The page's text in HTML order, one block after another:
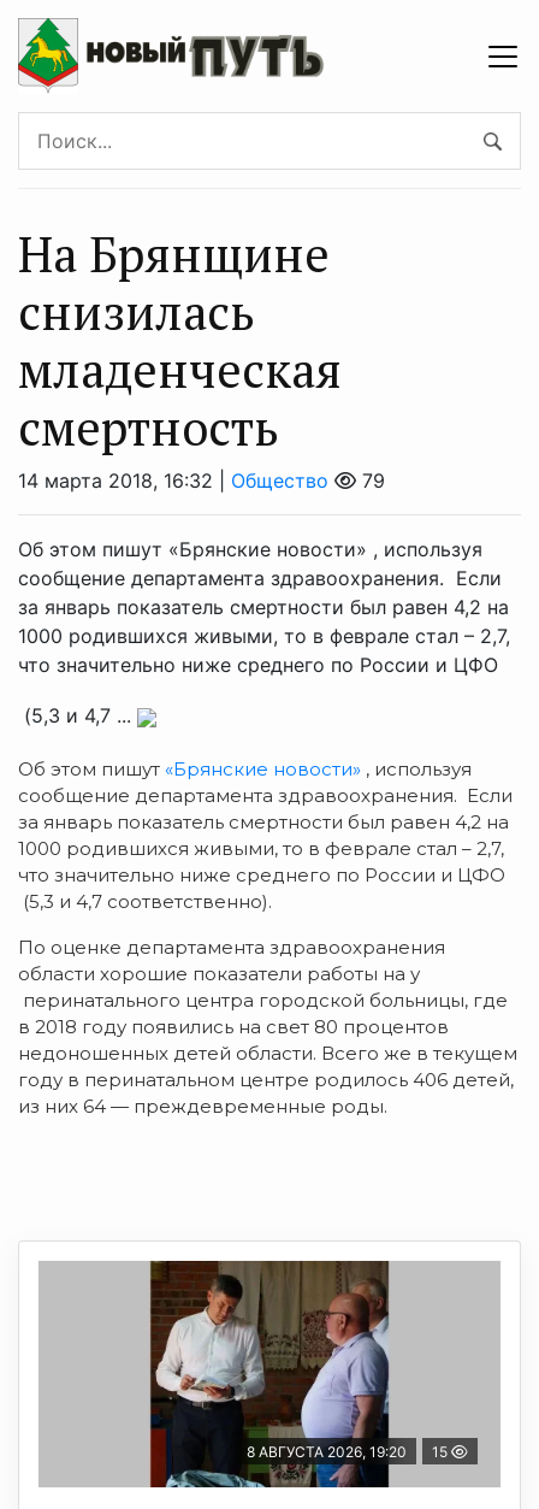
На Брянщине
снизилась
младенческая
смертность
14 марта 2018, 16:32 | Общество 79
Об этом пишут «Брянские новости» , используя
сообщение департамента здравоохранения. Если
за январь показатель смертности был равен 4,2 на
1000 родившихся живыми, то в феврале стал – 2,7,
что значительно ниже среднего по России и ЦФО
(5,3 и 4,7 ...
Об этом пишут «Брянские новости» , используя
сообщение департамента здравоохранения. Если
за январь показатель смертности был равен 4,2 на
1000 родившихся живыми, то в феврале стал – 2,7,
что значительно ниже среднего по России и ЦФО
(5,3 и 4,7 соответственно).
По оценке департамента здравоохранения
области хорошие показатели работы на у
перинатального центра городской больницы, где
в 2018 году появились на свет 80 процентов
недоношенных детей области. Всего же в текущем
году в перинатальном центре родилось 406 детей,
из них 64 — преждевременные роды.
8 АВГУСТА 2026, 19:20 15